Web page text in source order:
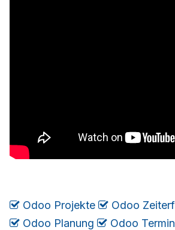
Odoo Projekte
Odoo
Odoo Planung
Odoo